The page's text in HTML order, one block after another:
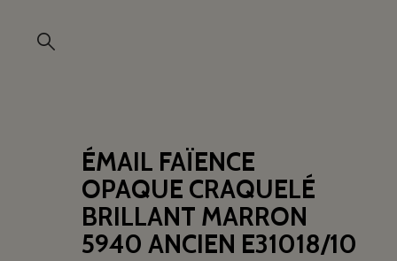
ÉMAIL FAÏENCE
OPAQUE CRAQUELÉ
BRILLANT MARRON
5940 ANCIEN E31018/10